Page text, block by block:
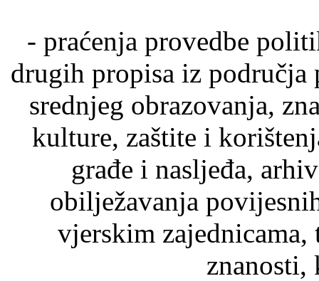
- praćenja provedbe
drugih propisa iz područja
srednjeg obrazovanja,
kulture, zaštite i
građe i nasljeđa,
obilježavanja
vjerskim zajednicama,
znanosti,